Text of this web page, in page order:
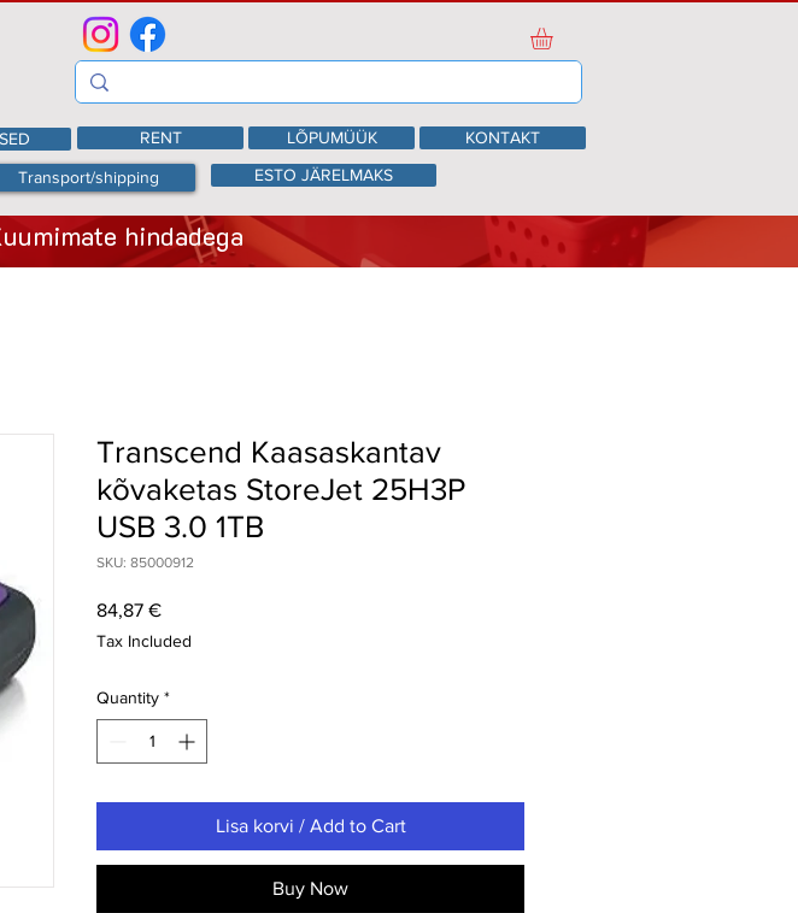
RENT LÕPUMÜÜK
KONTAKT
Transport/shipping ESTO JÄRELMAKS
hindadega
Transcend Kaasaskantav
kõvaketas StoreJet 25H3P
USB 3.0 1TB
SKU: 85000912
84,87 €Price
Tax Included
Quantity *
Lisa korvi / Add to Cart
Buy Now